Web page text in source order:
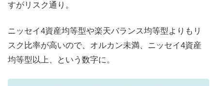
すがリスク通り。
ニッセイ4資産均等型や楽天バランス均等型よりもリ
スク比率が高いので、オルカン未満、ニッセイ4資産
均等型以上、という数字に。